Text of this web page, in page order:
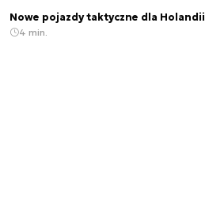
Nowe pojazdy taktyczne dla Holandii
4 min.